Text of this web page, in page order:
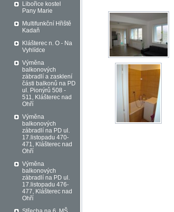
Libořice kostel
Pany Marie
Multifunkční Hřiště
Kadaň
Klášterec n. O - Na
Vyhlídce
Výměna
balkonových
zábradlí a zasklení
části balkonů na PD
ul. Pionýrů 508 -
511, Klášterec nad
Ohří
Výměna
balkonových
zábradlí na PD ul.
17.listopadu 470-
471, Klášterec nad
Ohří
Výměna
balkonových
zábradlí na PD ul.
17.listopadu 476-
477, Klášterec nad
Ohří